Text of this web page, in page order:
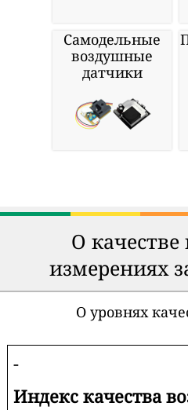
Самодельные
воздушные
датчики
О качестве
измерениях
О уровнях
-
Индекс качества